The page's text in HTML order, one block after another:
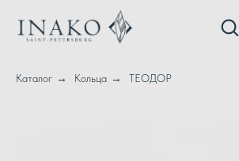
Каталог → Кольца → ТЕОДОР